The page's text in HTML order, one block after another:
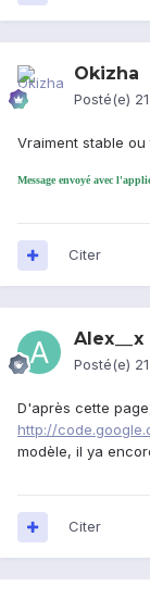
Okizha
Posté(e)
Vraiment stable
Message envoyé avec
Citer
Alex__x
Posté(e)
D'après cette
http://
modèle, il ya
Citer